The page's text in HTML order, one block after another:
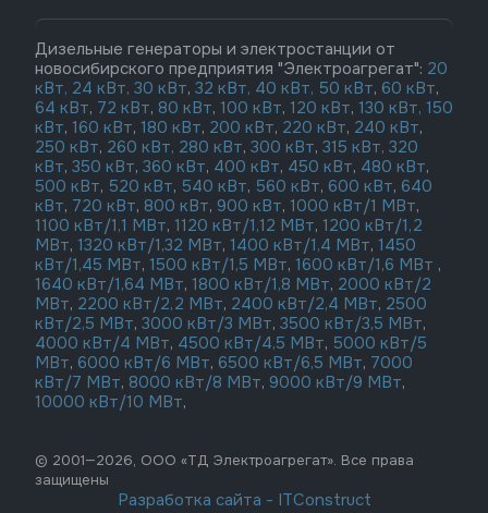
Дизельные генераторы и электростанции от
новосибирского предприятия "Электроагрегат": 20
кВт, 24 кВт, 30 кВт, 32 кВт, 40 кВт, 50 кВт, 60 кВт,
64 кВт, 72 кВт, 80 кВт, 100 кВт, 120 кВт, 130 кВт, 150
кВт, 160 кВт, 180 кВт, 200 кВт, 220 кВт, 240 кВт,
250 кВт, 260 кВт, 280 кВт, 300 кВт, 315 кВт, 320
кВт, 350 кВт, 360 кВт, 400 кВт, 450 кВт, 480 кВт,
500 кВт, 520 кВт, 540 кВт, 560 кВт, 600 кВт, 640
кВт, 720 кВт, 800 кВт, 900 кВт, 1000 кВт/1 МВт,
1100 кВт/1,1 МВт, 1120 кВт/1,12 МВт, 1200 кВт/1,2
МВт, 1320 кВт/1,32 МВт, 1400 кВт/1,4 МВт, 1450
кВт/1,45 МВт, 1500 кВт/1,5 МВт, 1600 кВт/1,6 МВт ,
1640 кВт/1,64 МВт, 1800 кВт/1,8 МВт, 2000 кВт/2
МВт, 2200 кВт/2,2 МВт, 2400 кВт/2,4 МВт, 2500
кВт/2,5 МВт, 3000 кВт/3 МВт, 3500 кВт/3,5 МВт,
4000 кВт/4 МВт, 4500 кВт/4,5 МВт, 5000 кВт/5
МВт, 6000 кВт/6 МВт, 6500 кВт/6,5 МВт, 7000
кВт/7 МВт, 8000 кВт/8 МВт, 9000 кВт/9 МВт,
10000 кВт/10 МВт,
© 2001—2026, ООО «ТД Электроагрегат». Все права
защищены
Разработка сайта - ITConstruct